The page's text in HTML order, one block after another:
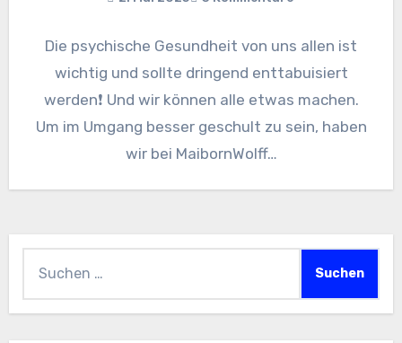
Die psychische Gesundheit von uns allen ist
wichtig und sollte dringend enttabuisiert
werden❗ Und wir können alle etwas machen.
Um im Umgang besser geschult zu sein, haben
wir bei MaibornWolff…